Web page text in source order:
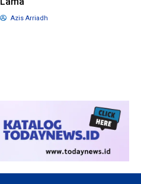
Azis Arriadh